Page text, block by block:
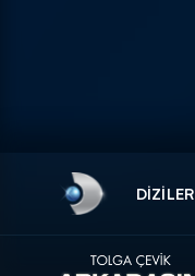
DIZILER